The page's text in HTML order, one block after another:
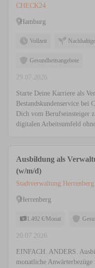
Krankenversicherung
CHECK24
Hamburg
Vollzeit
Gesundheitsangebote
29.07.2026
Starte Deine Karriere als
Bestandskundenservice
Dich vom Berufseinsteiger
digitalen Arbeitsumfeld
Ausbildung als
(w/m/d)
Stadtverwaltung Herrenberg
Herrenberg
1.492 €/Monat
20.07.2026
EINFACH. ANDERS.
monatliche Anwärterbezüge